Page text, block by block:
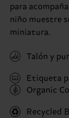
para
niño muestre
miniatura.
Talón y
Etiqueta
Organic
Recycled